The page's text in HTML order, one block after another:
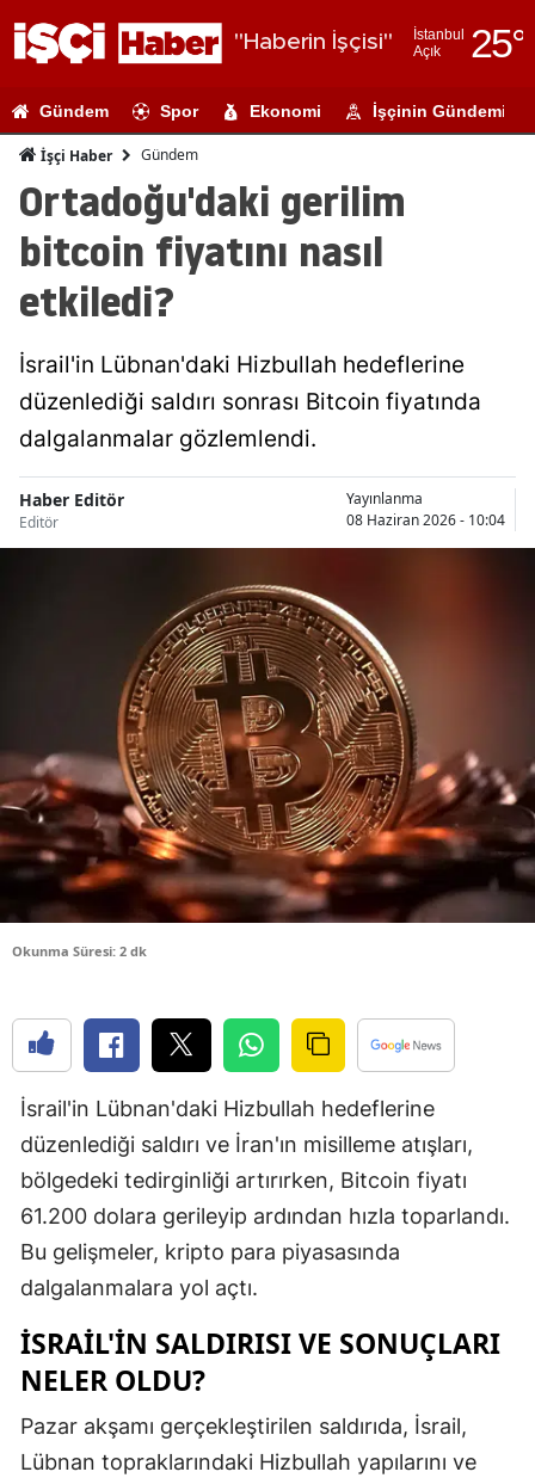
"Haberin İşçisi"
İstanbul
Açık
25°
Adıyaman
Antalya
Artvin
Balıkesir
Burdur
Bursa
Çanakkale
Çankırı
Diyarbakır
Elazığ
Erzincan
Gaziantep
Gümüşhane
Gündem Spor Ekonomi İşçinin Gündemi
İşçi Haber Gündem
Ortadoğu'daki gerilim
bitcoin fiyatını nasıl
etkiledi?
İsrail'in Lübnan'daki Hizbullah hedeflerine
düzenlediği saldırı sonrası Bitcoin fiyatında
dalgalanmalar gözlemlendi.
Haber Editör
Editör
Yayınlanma
08 Haziran 2026 - 10:04
Okunma Süresi: 2 dk
İsrail'in Lübnan'daki Hizbullah hedeflerine
düzenlediği saldırı ve İran'ın misilleme atışları,
bölgedeki tedirginliği artırırken, Bitcoin fiyatı
61.200 dolara gerileyip ardından hızla toparlandı.
Bu gelişmeler, kripto para piyasasında
dalgalanmalara yol açtı.
İSRAIL'IN SALDIRISI VE SONUÇLARI
NELER OLDU?
Pazar akşamı gerçekleştirilen saldırıda, İsrail,
Lübnan topraklarındaki Hizbullah yapılarını ve